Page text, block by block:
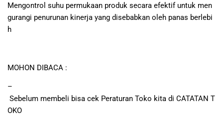
Mengontrol suhu permukaan produk secara efektif untuk men
gurangi penurunan kinerja yang disebabkan oleh panas berlebi
h
MOHON DIBACA :
–
Sebelum membeli bisa cek Peraturan Toko kita di CATATAN T
OKO